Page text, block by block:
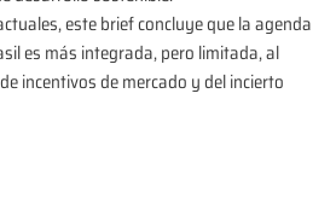
este brief concluye que la agenda
es más integrada, pero limitada, al
incentivos de mercado y del incierto